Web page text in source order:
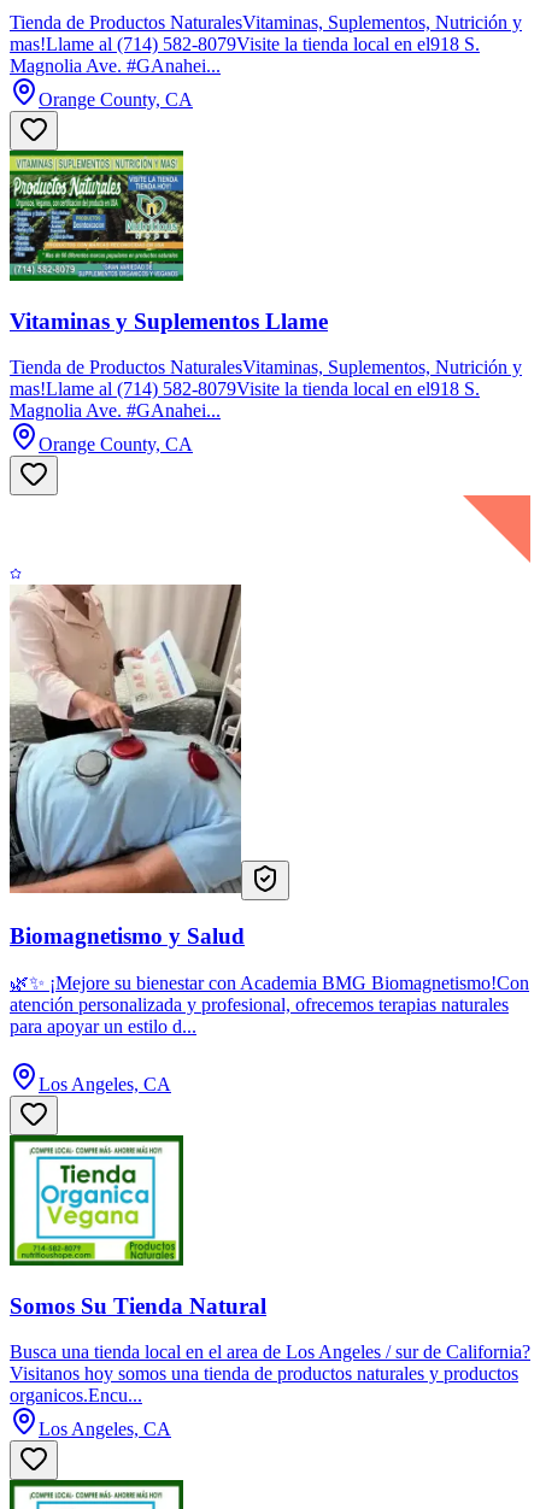
Tienda de Productos NaturalesVitaminas, Suplementos, Nutrición y
mas!Llame al (714) 582-8079Visite la tienda local en el918 S.
Magnolia Ave. #GAnahei...
Orange County, CA
Vitaminas y Suplementos Llame
Tienda de Productos NaturalesVitaminas, Suplementos, Nutrición y
mas!Llame al (714) 582-8079Visite la tienda local en el918 S.
Magnolia Ave. #GAnahei...
Orange County, CA
Biomagnetismo y Salud
🌿✨ ¡Mejore su bienestar con Academia BMG Biomagnetismo!Con
atención personalizada y profesional, ofrecemos terapias naturales
para apoyar un estilo d...
Los Angeles, CA
Somos Su Tienda Natural
Busca una tienda local en el area de Los Angeles / sur de California?
Visitanos hoy somos una tienda de productos naturales y productos
organicos.Encu...
Los Angeles, CA